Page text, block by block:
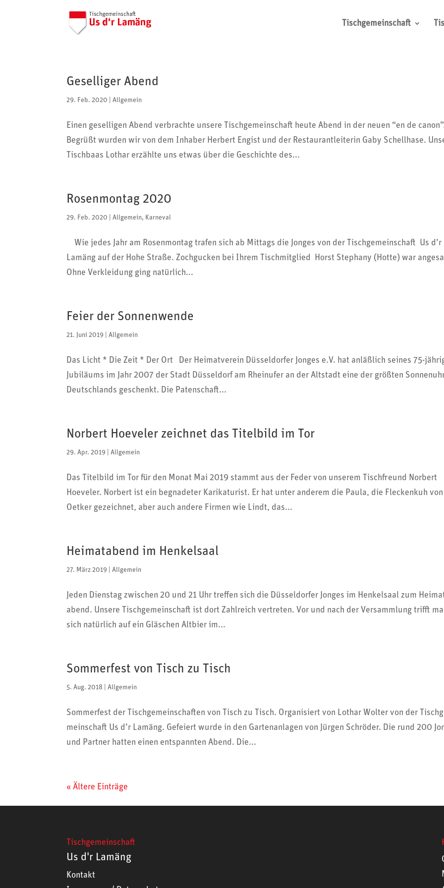
Tischgemeinschaft
Geselliger Abend
29. Feb. 2020 |Allgemein
Einen gesel­ligen Abend verbrachte unsere Tisch­ge­mein­schaft heute Abend in der neuen “en de
Begrüßt wurden wir von dem Inhaber Herbert Engist und der Restau­rant­lei­terin Gaby Schell­hase.
Tisch­baas Lothar erzählte uns etwas über die Geschichte des...
Rosenmontag 2020
29. Feb. 2020 |Allgemein, Karneval
Wie jedes Jahr am Rosen­montag trafen sich ab Mittags die Jonges von der Tisch­ge­mein­schaft Us d’r
Lamäng auf der Hohe Straße. Zoch­gu­cken bei Ihrem Tisch­mit­glied Horst Stephany (Hotte) war
Ohne Verklei­dung ging natür­lich...
Feier der Sonnenwende
21. Juni 2019 |Allgemein
Das Licht * Die Zeit * Der Ort Der Heimat­verein Düsseldorfer Jonges e.V. hat anläßlich seines 75-
Jubiläums im Jahr 2007 der Stadt Düsseldorf am Rhein­ufer an der Altstadt eine der größten
Deutsch­lands geschenkt. Die Paten­schaft...
Norbert Hoeveler zeichnet das Titelbild im Tor
29. Apr. 2019 |Allgemein
Das Titel­bild im Tor für den Monat Mai 2019 stammt aus der Feder von unserem Tisch­freund Norbert
Hoeveler. Norbert ist ein begna­deter Kari­ka­tu­rist. Er hat unter anderem die Paula, die Fleckenkuh von
Oetker gezeichnet, aber auch andere Firmen wie Lindt, das...
Heimatabend im Henkelsaal
27. März 2019 |Allgemein
Jeden Dienstag zwischen 20 und 21 Uhr treffen sich die Düssel­dorfer Jonges im Henkel­saal zum
abend. Unsere Tisch­ge­mein­schaft ist dort Zahl­reich vertreten. Vor und nach der Versamm­lung trifft
sich natür­lich auf ein Gläs­chen Altbier im...
Sommerfest von Tisch zu Tisch
5. Aug. 2018 |Allgemein
Sommer­fest der Tisch­ge­mein­schaften von Tisch zu Tisch. Orga­ni­siert von Lothar Wolter von der
mein­schaft Us d’r Lamäng. Gefeiert wurde in den Garten­an­lagen von Jürgen Schröder. Die rund 200
und Partner hatten einen entspannten Abend. Die...
« Ältere Einträge
Tischgemeinschaft
Us d'r Lamäng
Kontakt